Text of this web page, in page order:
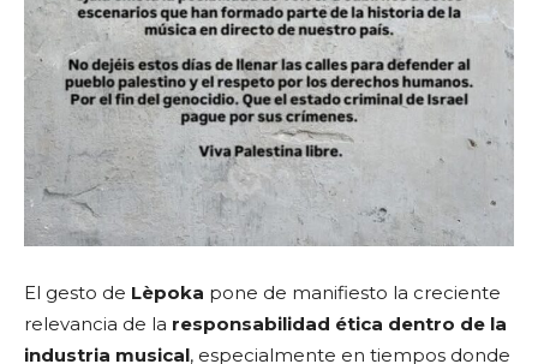
El gesto de Lèpoka pone de manifiesto la creciente
relevancia de la responsabilidad ética dentro de la
industria musical, especialmente en tiempos donde